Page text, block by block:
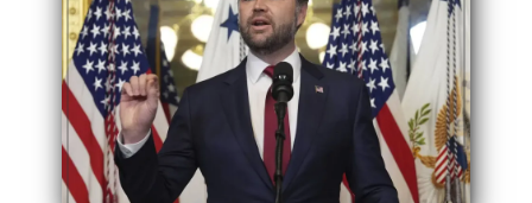
الأحزاب